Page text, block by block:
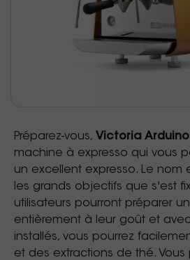
Préparez-vous, Victoria Arduino
machine à expresso qui vous
un excellent expresso. Le nom
les grands objectifs que s'est
utilisateurs pourront préparer
entièrement à leur goût et
installés, vous pourrez
et des extractions de thé.